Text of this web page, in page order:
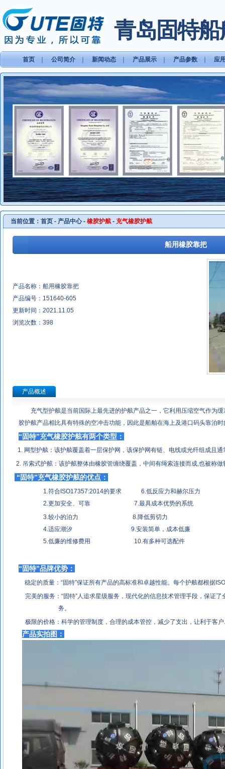
青岛固特
首页 公司简介 新闻动态 产品展示 产品参数 应
当前位置： 首页 - 产品中心- 橡胶护舷 - 充气橡胶护舷
船用橡胶靠把
产品名称：船用橡胶靠把
产品编号：151640-605
更新时间：2021.11.05
浏览次数： 398
产品概述
充气型护舷是当前国际上最先进的护舷产品之一，它利用压缩空气作为
胶护舷产品相比具有特殊的空冲击功能，因此是船舶在海上及港口码头靠泊
“固特”充气橡胶护舷有两个类型：
1. 网型护舷：该护舷覆盖着一层保护网，该保护网有链、电线或光纤组成且
吊索式护舷：该护舷整体由橡胶管缠绕覆盖，中间有绳索连接而成,也被称做
“固特”充气橡胶护舷的优点：
1.符合ISO17357:2014的要求 6.低反应力和赫尔压力
2.更加安全、可靠 7.最具成本优势的系统
3.较小的泊力 8.降低剪切力
4.适应潮汐 9.安装简单，成本低廉
5.低廉的维修费用 10.有多种可选配件
“固特”品牌优势：
稳定的质量：“固特”保证所有产品的高标准和卓越性能。每个护舷都根据
完美的服务：“固特”人追求星级服务，现代化的信息技术管理手段，保证
务。
极限的价格：科学的管理制度，合理的成本管控，减少了支出，让利于客户.
产品实拍图：